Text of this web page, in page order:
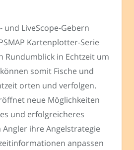
und LiveScope-Gebern
Kartenplotter-Serie
Rundumblick in Echtzeit um
somit Fische und
orten und verfolgen.
neue Möglichkeiten
und erfolgreicheres
Angler ihre Angelstrategie
anpassen